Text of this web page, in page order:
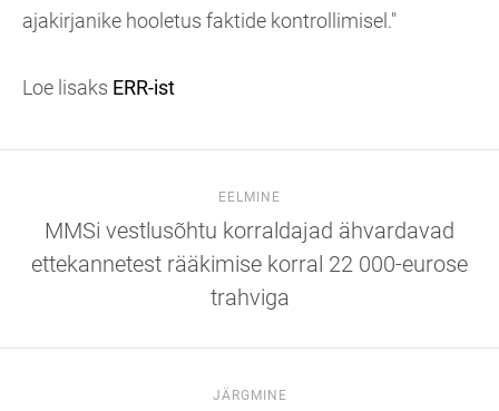
ajakirjanike hooletus faktide kontrollimisel."
Loe lisaks ERR-ist
EELMINE
MMSi vestlusõhtu korraldajad ähvardavad
ettekannetest rääkimise korral 22 000-eurose
trahviga
JÄRGMINE